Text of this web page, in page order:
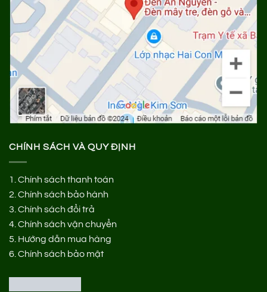
CHÍNH SÁCH VÀ QUY ĐỊNH
1. Chính sách thanh toán
2. Chính sách bảo hành
3. Chính sách đổi trả
4. Chính sách vận chuyển
5. Hướng dẫn mua hàng
6. Chính sách bảo mật